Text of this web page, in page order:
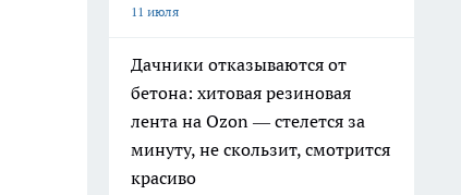
11 июля
Дачники отказываются от
бетона: хитовая резиновая
лента на Ozon — стелется за
минуту, не скользит, смотрится
красиво